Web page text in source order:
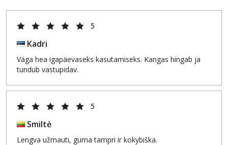
5
Kadri
Väga hea igapäevaseks kasutamiseks. Kangas hingab ja
tundub vastupidav.
5
Smiltė
Lengva užmauti, guma tampri ir kokybiška.